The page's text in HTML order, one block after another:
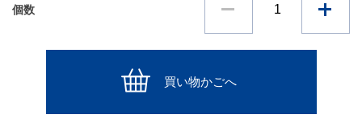
個数
買い物かごへ